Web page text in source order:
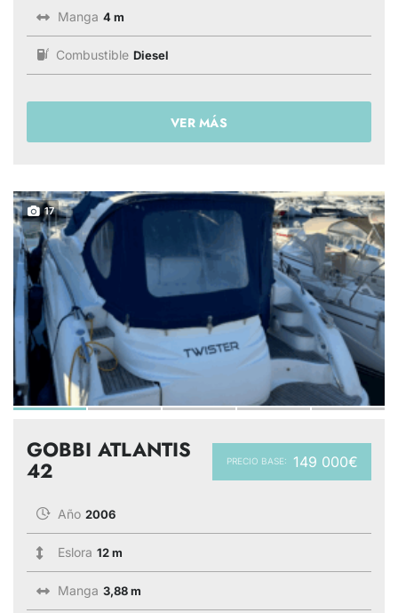
Manga 4 m
Combustible Diesel
VER MÁS
17
PRECIO BASE: 149 000€
GOBBI ATLANTIS
42
Año 2006
Eslora 12 m
Manga 3,88 m